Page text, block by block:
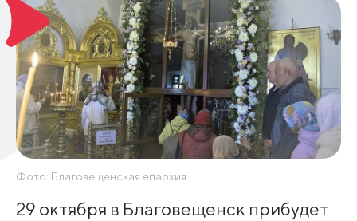
Фото: Благовещенская епархия
29 октября в Благовещенск прибудет